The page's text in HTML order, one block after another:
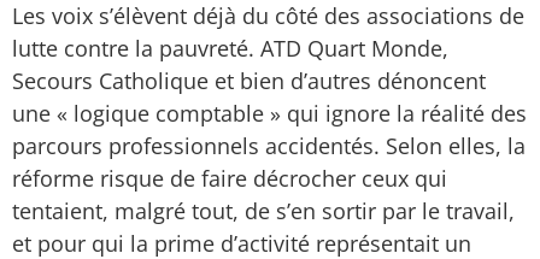
Les voix s’élèvent déjà du côté des associations de
lutte contre la pauvreté. ATD Quart Monde,
Secours Catholique et bien d’autres dénoncent
une « logique comptable » qui ignore la réalité des
parcours professionnels accidentés. Selon elles, la
réforme risque de faire décrocher ceux qui
tentaient, malgré tout, de s’en sortir par le travail,
et pour qui la prime d’activité représentait un